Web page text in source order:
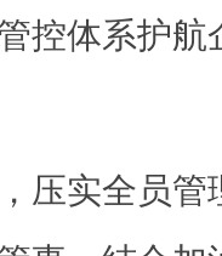
控体系护航
实全员管